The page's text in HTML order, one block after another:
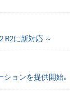
R2に新対応 ～
ョンを提供開始。